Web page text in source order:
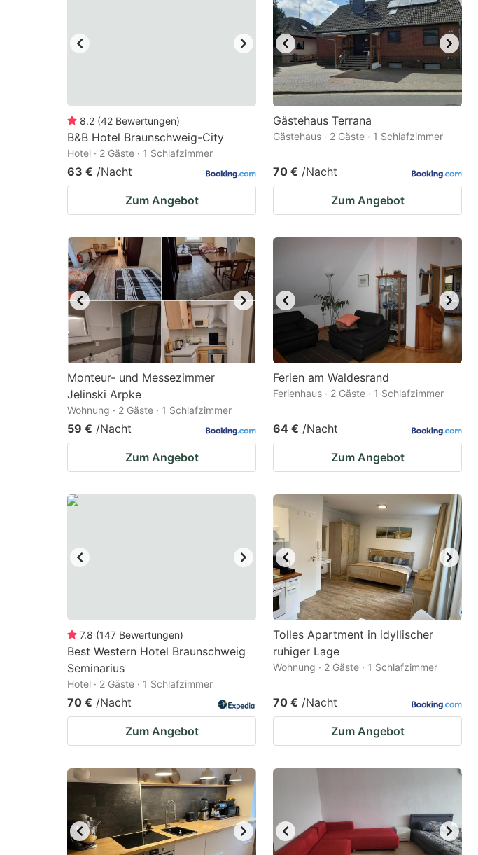
keyboard
shortcuts
for
changing
dates.
mark
key
to
get
the
keyboard
shortcuts
for
changing
dates.
8.2 (42 Bewertungen)
B&B Hotel Braunschweig-City
Hotel · 2 Gäste · 1 Schlafzimmer
63 € /Nacht
Zum Angebot
Gästehaus Terrana
Gästehaus · 2 Gäste · 1 Schlafzimmer
70 € /Nacht
Zum Angebot
Monteur- und Messezimmer
Jelinski Arpke
Wohnung · 2 Gäste · 1 Schlafzimmer
59 € /Nacht
Zum Angebot
Ferien am Waldesrand
Ferienhaus · 2 Gäste · 1 Schlafzimmer
64 € /Nacht
Zum Angebot
7.8 (147 Bewertungen)
Best Western Hotel Braunschweig
Seminarius
Hotel · 2 Gäste · 1 Schlafzimmer
70 € /Nacht
Zum Angebot
Tolles Apartment in idyllischer
ruhiger Lage
Wohnung · 2 Gäste · 1 Schlafzimmer
70 € /Nacht
Zum Angebot